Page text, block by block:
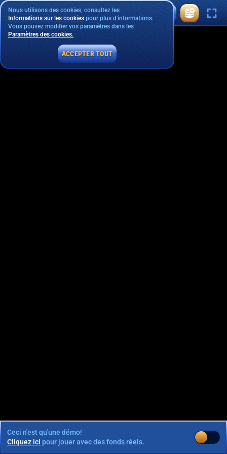
Ceci n'est qu'une démo!
Cliquez ici pour jouer avec des fonds réels.
Nous utilisons des cookies, consultez les
Informations sur les cookies pour plus d'informations.
Vous pouvez modifier vos paramètres dans les
Paramètres des cookies.
ACCEPTER TOUT